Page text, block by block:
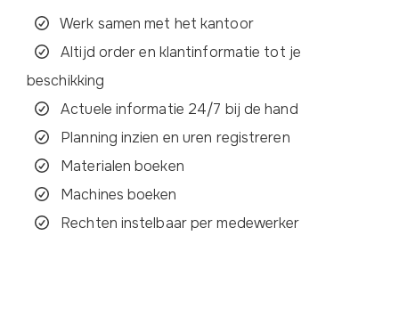
Werk samen met het kantoor
Altijd order en klantinformatie tot je
beschikking
Actuele informatie 24/7 bij de hand
Planning inzien en uren registreren
Materialen boeken
Machines boeken
Rechten instelbaar per medewerker